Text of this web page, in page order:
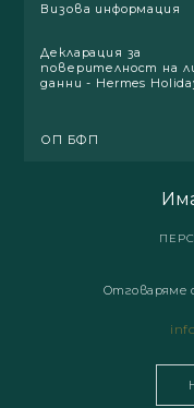
Визова информация
Декларация за
поверителност на
данни - Hermes
ОП БФП
Отговаряме